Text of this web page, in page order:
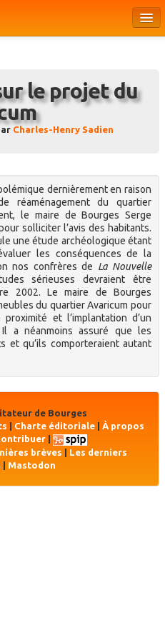
Charles-Henry Sadien
dernièrement en raison
réaménagement du quartier
le maire de Bourges Serge
solliciter l’avis des habitants.
une étude archéologique étant
les conséquences de la
nos confrères de La Nouvelle
sérieuses devraient être
2002. Le maire de Bourges
du quartier Avaricum pour
et l’implantation d’un
a néanmoins assuré que les
et qu’ils comporteraient autant
de Bourges
Charte éditoriale
À propos
|
brèves | Les derniers
Mastodon